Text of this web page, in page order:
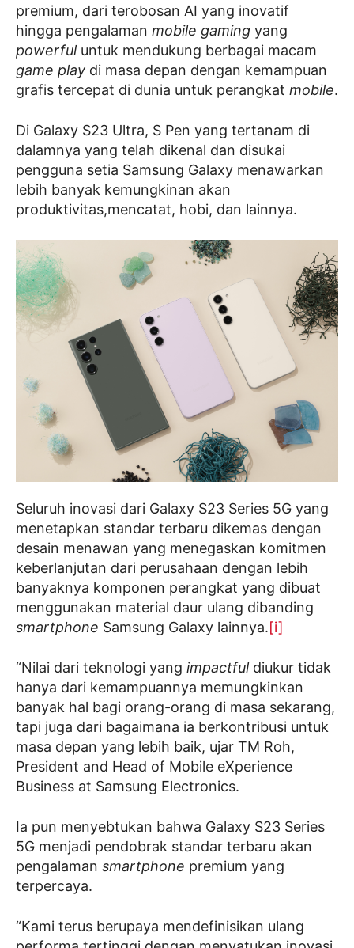
premium, dari terobosan AI yang inovatif
hingga pengalaman mobile gaming yang
powerfuluntuk mendukung berbagai macam
game play di masa depan dengan kemampuan
grafis tercepat di dunia untuk perangkat mobile.
Di Galaxy S23 Ultra, S Pen yang tertanam di
dalamnya yang telah dikenal dan disukai
pengguna setia Samsung Galaxy menawarkan
lebih banyak kemungkinan akan
produktivitas,mencatat, hobi, dan lainnya.
Seluruh inovasi dari Galaxy S23 Series 5G yang
menetapkan standar terbaru dikemas dengan
desain menawan yang menegaskan komitmen
keberlanjutan dari perusahaan dengan lebih
banyaknya komponen perangkat yang dibuat
menggunakan material daur ulang dibanding
smartphone Samsung Galaxy lainnya.[i]
“Nilai dari teknologi yang impactfuldiukur tidak
hanya dari kemampuannya memungkinkan
banyak hal bagi orang-orang di masa sekarang,
tapi juga dari bagaimana ia berkontribusi untuk
masa depan yang lebih baik, ujar TM Roh,
President and Head of Mobile eXperience
Business at Samsung Electronics.
Ia pun menyebtukan bahwa Galaxy S23 Series
5G menjadi pendobrak standar terbaru akan
pengalaman smartphone premium yang
terpercaya.
“Kami terus berupaya mendefinisikan ulang